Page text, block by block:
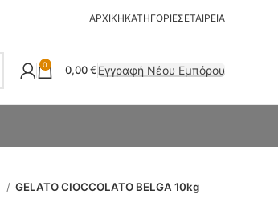
ΑΡΧΙΚΗΚΑΤΗΓΟΡΙΕΣΕΤΑΙΡΕΙΑ
0 0,00€Εγγραφή Νέου Εμπόρου
GELATO CIOCCOLATO BELGA 10kg